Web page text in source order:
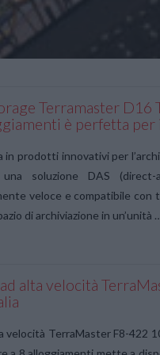
Terramaster
è perfetta per
in prodotti innovativi per
soluzione DAS
veloce e compatibile con
di archiviazione in un’unità
alta velocità
velocità TerraMaster F8-422